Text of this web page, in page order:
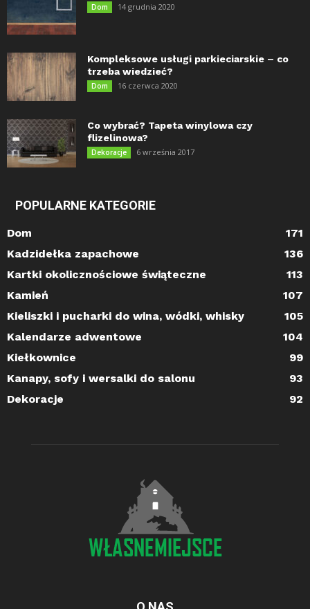
Dom 14 grudnia 2020
Kompleksowe usługi parkieciarskie – co
trzeba wiedzieć?
Dom 16 czerwca 2020
Co wybrać? Tapeta winylowa czy
flizelinowa?
Dekoracje 6 września 2017
POPULARNE KATEGORIE
Dom
171
Kadzidełka zapachowe
136
Kartki okolicznościowe świąteczne
113
Kamień
107
Kieliszki i pucharki do wina, wódki, whisky
105
Kalendarze adwentowe
104
Kiełkownice
99
Kanapy, sofy i wersalki do salonu
93
Dekoracje
92